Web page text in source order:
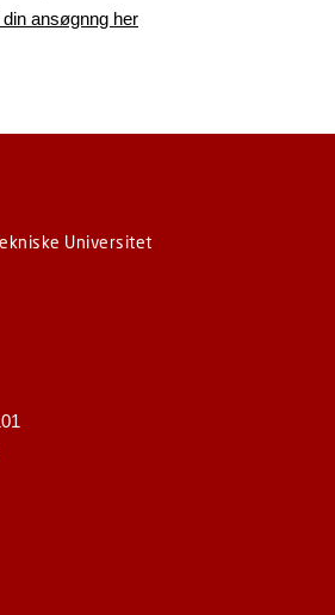
ansøgnng her
Universitet